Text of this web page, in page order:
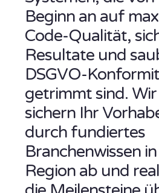
Beginn an auf
Code-Qualität,
Resultate und
DSGVO-
getrimmt sind. Wir
sichern Ihr
durch fundiertes
Branchenwissen
Region ab und